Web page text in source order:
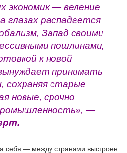
экономик — веление
глазах распадается
Запад своими
пошлинами,
к новой
принимать
старые
новые, срочно
—
себя — между странами выстроен